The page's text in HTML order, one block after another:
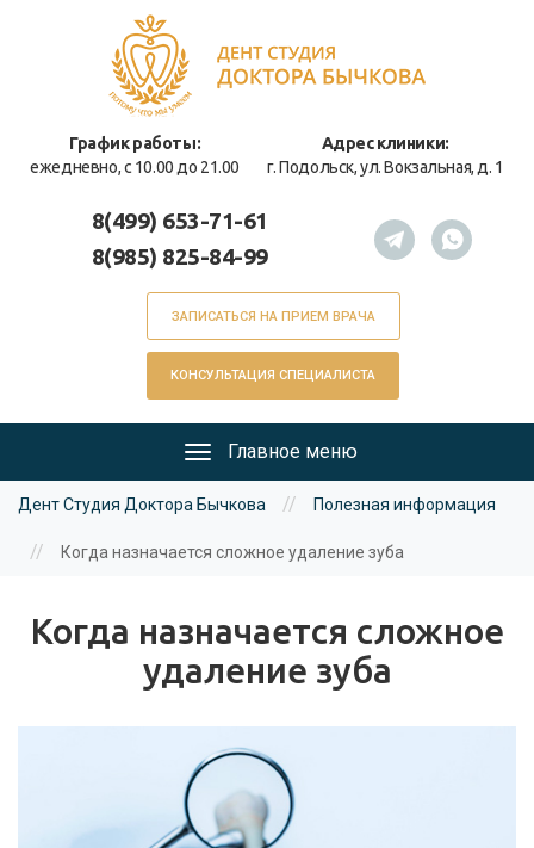
График работы:
ежедневно, с 10.00 до 21.00
Адрес клиники:
г. Подольск, ул. Вокзальная, д. 1
8(499) 653-71-61
8(985) 825-84-99
ЗАПИСАТЬСЯ НА ПРИЕМ ВРАЧА
КОНСУЛЬТАЦИЯ СПЕЦИАЛИСТА
Главное
меню
Главное меню
Вы
здесь
Дент Студия Доктора Бычкова // Полезная информация
// Когда назначается сложное удаление зуба
Когда назначается сложное
удаление зуба